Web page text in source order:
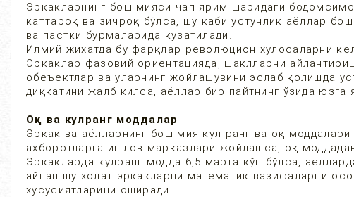
Эркакларнинг бош мияси чап ярим шаридаги
каттароқ ва зичроқ бўлса, шу каби устунлик аёллар
ва пастки бурмаларида кузатилади.
Илмий жихатда бу фарқлар революцион хулосаларни
Эркаклар фазовий ориентацияда, шаклларни
обеъектлар ва уларнинг жойлашувини эслаб қолишда
диққатини жалб қилса, аёллар бир пайтнинг ўзида
Оқ ва кулранг моддалар
Эркак ва аёлларнинг бош мия кул ранг ва оқ
ахборотларга ишлов марказлари жойлашса, оқ
Эркакларда кулранг модда 6,5 марта кўп бўлса,
айнан шу холат эркакларни математик вазифаларни
хусусиятларини оширади.